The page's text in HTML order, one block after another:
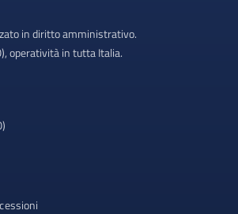
in diritto amministrativo.
operatività in tutta Italia.